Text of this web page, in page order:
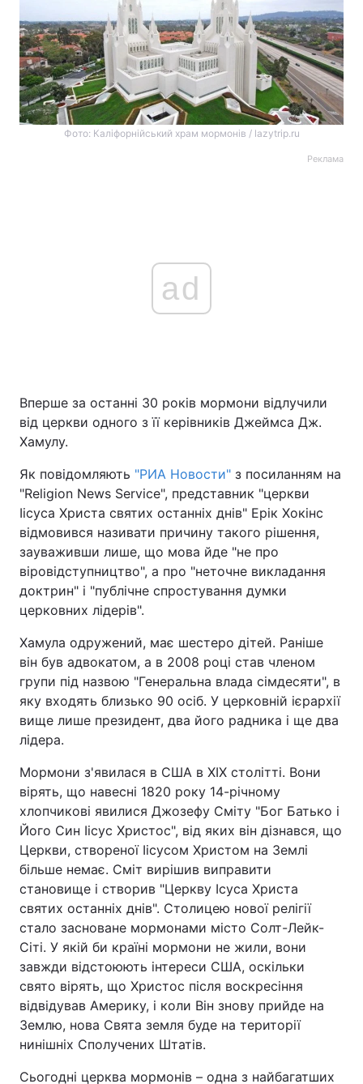
Фото: Каліфорнійський храм мормонів / lazytrip.ru
Реклама
ad
Вперше за останні 30 років мормони відлучили
від церкви одного з її керівників Джеймса Дж.
Хамулу.
Як повідомляють "РИА Новости" з посиланням на
"Religion News Service", представник "церкви
Іісуса Христа святих останніх днів" Ерік Хокінс
відмовився називати причину такого рішення,
зауваживши лише, що мова йде "не про
віровідступництво", а про "неточне викладання
доктрин" і "публічне спростування думки
церковних лідерів".
Хамула одружений, має шестеро дітей. Раніше
він був адвокатом, а в 2008 році став членом
групи під назвою "Генеральна влада сімдесяти", в
яку входять близько 90 осіб. У церковній ієрархії
вище лише президент, два його радника і ще два
лідера.
Мормони з'явилася в США в XIX столітті. Вони
вірять, що навесні 1820 року 14-річному
хлопчикові явилися Джозефу Сміту "Бог Батько і
Його Син Іісус Христос", від яких він дізнався, що
Церкви, створеної Іісусом Христом на Землі
більше немає. Сміт вирішив виправити
становище і створив "Церкву Ісуса Христа
святих останніх днів". Столицею нової релігії
стало засноване мормонами місто Солт-Лейк-
Сіті. У якій би країні мормони не жили, вони
завжди відстоюють інтереси США, оскільки
свято вірять, що Христос після воскресіння
відвідував Америку, і коли Він знову прийде на
Землю, нова Свята земля буде на території
нинішніх Сполучених Штатів.
Сьогодні церква мормонів – одна з найбагатших